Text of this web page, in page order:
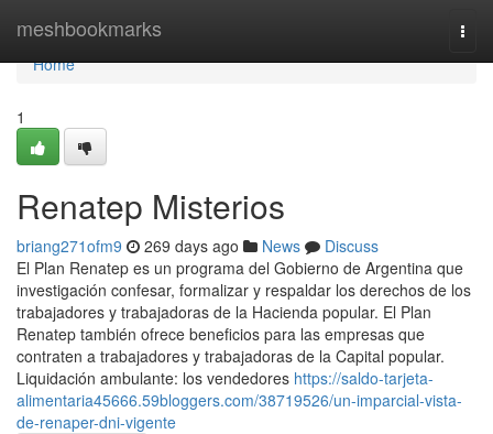
meshbookmarks
Home
Home
1
Renatep Misterios
briang271ofm9 269 days ago News
Discuss
El Plan Renatep es un programa del Gobierno de Argentina que
investigación confesar, formalizar y respaldar los derechos de los
trabajadores y trabajadoras de la Hacienda popular. El Plan
Renatep también ofrece beneficios para las empresas que
contraten a trabajadores y trabajadoras de la Capital popular.
Liquidación ambulante: los vendedores https://saldo-tarjeta-
alimentaria45666.59bloggers.com/38719526/un-imparcial-vista-
de-renaper-dni-vigente